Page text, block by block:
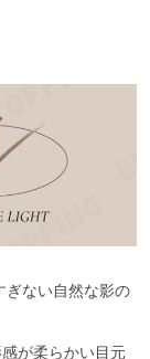
ぎない自然な影の
が柔らかい目元